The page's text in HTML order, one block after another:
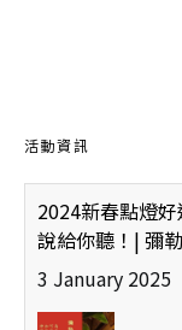
活動資訊
2024新春點燈
說給你聽！| 彌
3 January 2025